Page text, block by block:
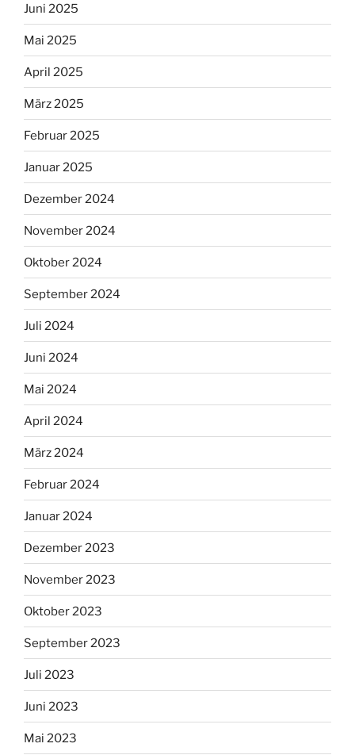
Juni 2025
Mai 2025
April 2025
März 2025
Februar 2025
Januar 2025
Dezember 2024
November 2024
Oktober 2024
September 2024
Juli 2024
Juni 2024
Mai 2024
April 2024
März 2024
Februar 2024
Januar 2024
Dezember 2023
November 2023
Oktober 2023
September 2023
Juli 2023
Juni 2023
Mai 2023